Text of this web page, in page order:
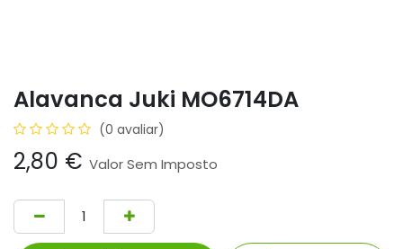
Alavanca Juki MO6714DA
(0 avaliar)
2,80 € Valor Sem Imposto